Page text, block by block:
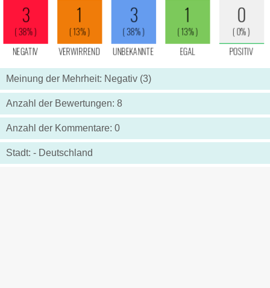
Meinung der Mehrheit: Negativ (3)
Anzahl der Bewertungen: 8
Anzahl der Kommentare: 0
Stadt: - Deutschland